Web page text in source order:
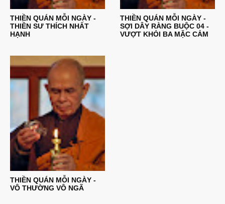
THIỀN QUÁN MỖI NGÀY -
THIỀN SƯ THÍCH NHẤT
HẠNH
THIỀN QUÁN MỖI NGÀY -
SỢI DÂY RÀNG BUỘC 04 -
VƯỢT KHỎI BA MẶC CẢM
THIỀN QUÁN MỖI NGÀY -
VÔ THƯỜNG VÔ NGÃ